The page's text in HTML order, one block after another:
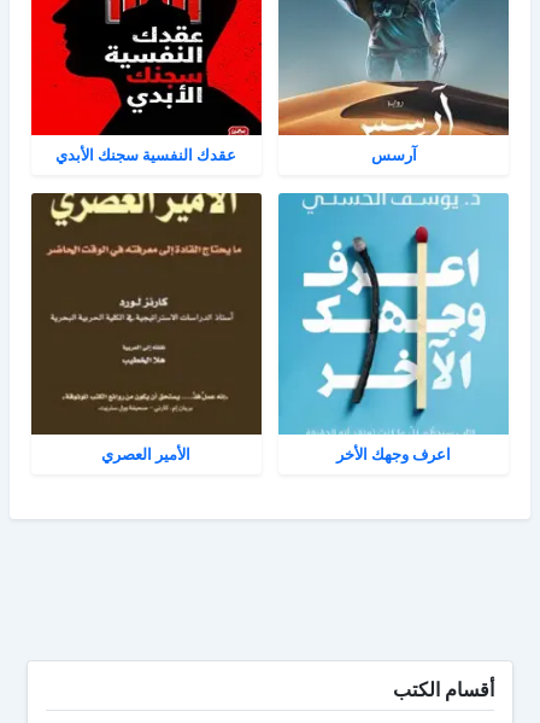
آرسس عقدك النفسية سجنك الأبدي
اعرف وجهك الأخر الأمير العصري
أقسام الكتب